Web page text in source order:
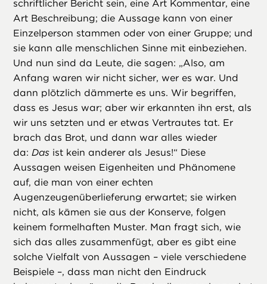
schriftlicher Bericht sein, eine Art Kommentar, eine
Art Beschreibung; die Aussage kann von einer
Einzelperson stammen oder von einer Gruppe; und
sie kann alle menschlichen Sinne mit einbeziehen.
Und nun sind da Leute, die sagen: „Also, am
Anfang waren wir nicht sicher, wer es war. Und
dann plötzlich dämmerte es uns. Wir begriffen,
dass es Jesus war; aber wir erkannten ihn erst, als
wir uns setzten und er etwas Vertrautes tat. Er
brach das Brot, und dann war alles wieder
da:Das ist kein anderer als Jesus!“ Diese
Aussagen weisen Eigenheiten und Phänomene
auf, die man von einer echten
Augenzeugenüberlieferung erwartet; sie wirken
nicht, als kämen sie aus der Konserve, folgen
keinem formelhaften Muster. Man fragt sich, wie
sich das alles zusammenfügt, aber es gibt eine
solche Vielfalt von Aussagen – viele verschiedene
Beispiele –, dass man nicht den Eindruck